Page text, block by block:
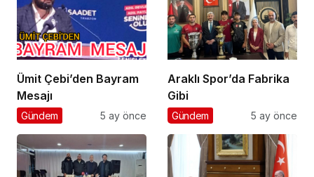
Ümit Çebi’den Bayram
Mesajı
Gündem 5 ay önce
Araklı Spor’da Fabrika
Gibi
Gündem 5 ay önce